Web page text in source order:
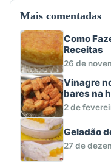
Mais comentadas
Como
Receitas
26 de
Vinagre
bares na
crocante
2 de
Geladão
27 de